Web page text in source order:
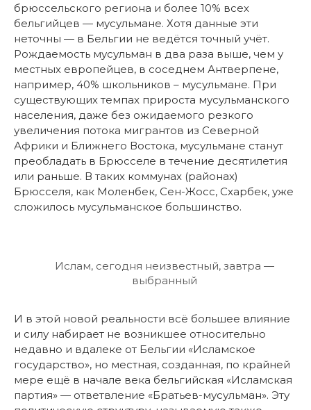
брюссельского региона и более 10% всех
бельгийцев — мусульмане. Хотя данные эти
неточны — в Бельгии не ведётся точный учёт.
Рождаемость мусульман в два раза выше, чем у
местных европейцев, в соседнем Антверпене,
например, 40% школьников – мусульмане. При
существующих темпах прироста мусульманского
населения, даже без ожидаемого резкого
увеличения потока мигрантов из Северной
Африки и Ближнего Востока, мусульмане станут
преобладать в Брюсселе в течение десятилетия
или раньше. В таких коммунах (районах)
Брюсселя, как Моленбек, Сен-Жосс, Схарбек, уже
сложилось мусульманское большинство.
Ислам, сегодня неизвестный, завтра —
выбранный
И в этой новой реальности всё большее влияние
и силу набирает не возникшее относительно
недавно и вдалеке от Бельгии «Исламское
государство», но местная, созданная, по крайней
мере ещё в начале века бельгийская «Исламская
партия» — ответвление «Братьев-мусульман». Эту